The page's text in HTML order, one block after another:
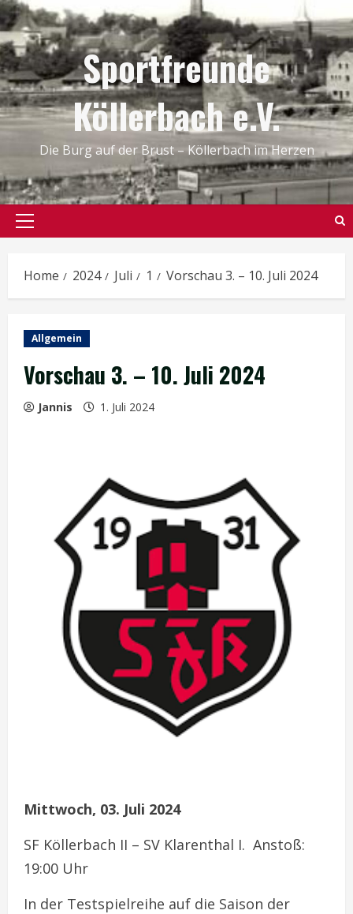
Skip
to
content
Sportfreunde
Köllerbach e.V.
Die Burg auf der Brust – Köllerbach im Herzen
Primary
Home 2024 Juli 1 Vorschau 3. – 10. Juli 2024
Allgemein
Vorschau 3. – 10. Juli 2024
Jannis 1. Juli 2024
Mittwoch, 03. Juli 2024
SF Köllerbach II – SV Klarenthal I. Anstoß:
19:00 Uhr
In der Testspielreihe auf die Saison der